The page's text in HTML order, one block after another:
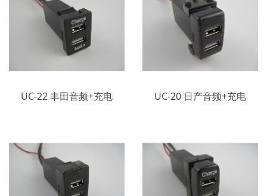
UC-22 丰田音频+充电 UC-20 日产音频+充电